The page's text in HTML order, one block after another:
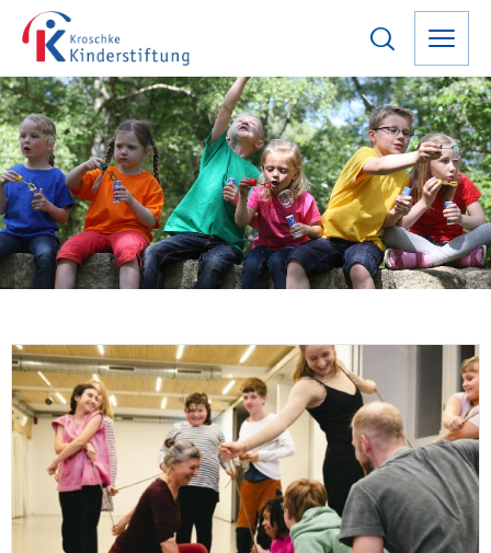
2020
Gefördert von der Kroschke
Kinderstiftung